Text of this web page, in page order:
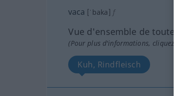
vaca [ˈbaka] f
Vue d'ensemble de
(Pour plus d'informations, cliquez
Kuh, Rindfleisch